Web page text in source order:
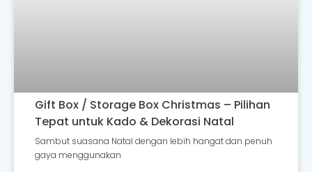
Gift Box / Storage Box Christmas – Pilihan
Tepat untuk Kado & Dekorasi Natal
Sambut suasana Natal dengan lebih hangat dan penuh
gaya menggunakan